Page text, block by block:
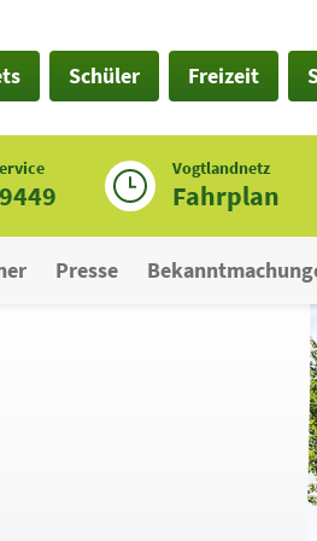
Schüler Freizeit
Vogtlandnetz
Fahrplan
Presse